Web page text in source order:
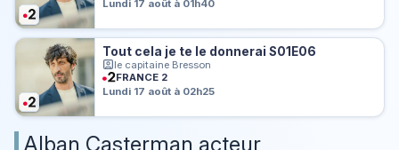
Lundi 17 août à 01h40
Tout cela je te le donnerai S01E06
le capitaine Bresson
FRANCE 2
Lundi 17 août à 02h25
Alban Casterman acteur